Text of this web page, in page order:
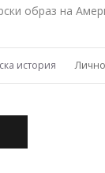
образ на
история